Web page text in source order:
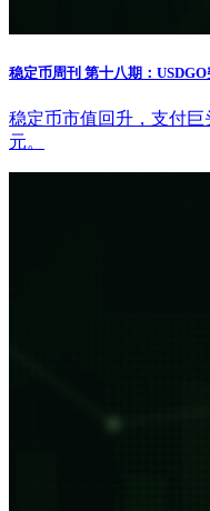
稳定币周刊 第十八期：
稳定币市值回升，支付巨
元。